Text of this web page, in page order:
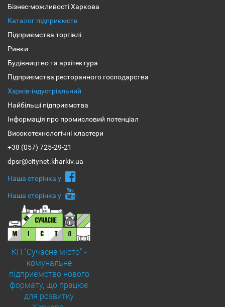
Бізнес-можливості Харкова
Каталог підприємств
Підприємства торгівлі
Ринки
Будівництво та архітектура
Підприємства ресторанного господарства
Харків-індустріальний
Найбільші підприємства
Інформація про промисловий потенціал
Високотехнологічні кластери
+38 (057) 725-29-21
dpsr@citynet.kharkiv.ua
Наша сторiнка у
Наша сторiнка у
КП "Сучасне місто" -
комунальне
підприємство нового
формату, що працює
для розвитку